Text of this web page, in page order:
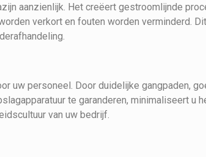
aanzienlijk. Het creëert gestroomlijnde
verkort en fouten worden verminderd.
uw personeel. Door duidelijke gangpaden,
te garanderen, minimaliseert u
van uw bedrijf.